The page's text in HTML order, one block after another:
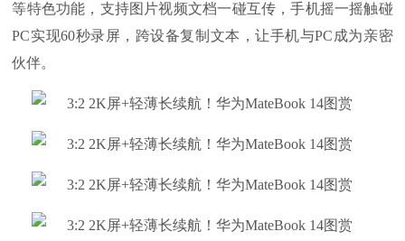
等特色功能，支持图片视频文档一碰互传，手机摇一摇触碰
PC实现60秒录屏，跨设备复制文本，让手机与PC成为亲密
伙伴。